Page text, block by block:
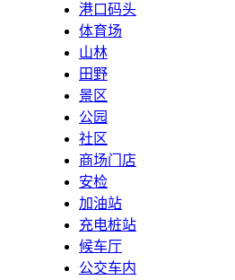
港口码头
体育场
山林
田野
景区
公园
社区
商场门店
安检
加油站
充电桩站
候车厅
公交车内